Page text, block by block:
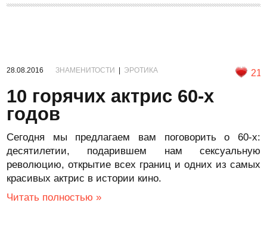
28.08.2016 ЗНАМЕНИТОСТИ ЭРОТИКА 21
10 горячих актрис 60-х
годов
Сегодня мы предлагаем вам поговорить о 60-х:
десятилетии, подарившем нам сексуальную
революцию, открытие всех границ и одних из самых
красивых актрис в истории кино.
Читать полностью »